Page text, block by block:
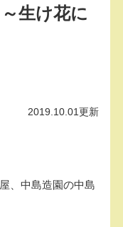
生け花に
2019.10.01更新
、中島造園の中島